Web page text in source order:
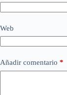
Web
Añadir comentario *